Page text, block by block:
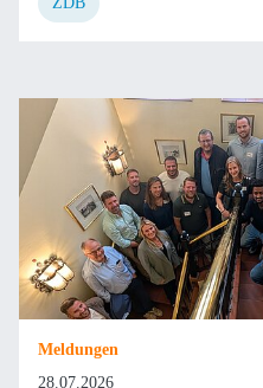
Meldungen
28.07.2026